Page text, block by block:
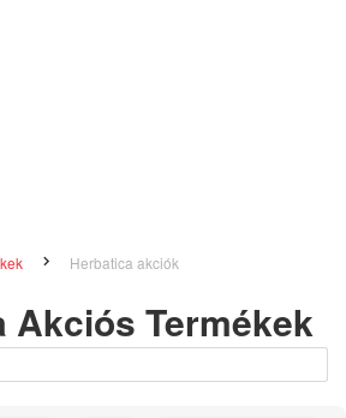
Herbatica akciók
Akciós Termékek